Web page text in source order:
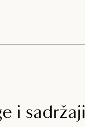
i sadržaji